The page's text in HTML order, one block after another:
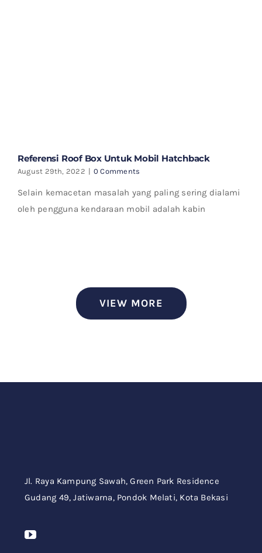
Referensi Roof Box Untuk Mobil Hatchback
August 29th, 2022 | 0 Comments
Selain kemacetan masalah yang paling sering dialami
oleh pengguna kendaraan mobil adalah kabin
VIEW MORE
Jl. Raya Kampung Sawah,Green Park Residence
Gudang 49,Jatiwarna, Pondok Melati, Kota Bekasi